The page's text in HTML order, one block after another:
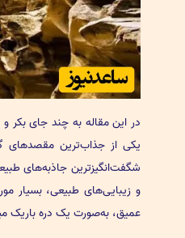
در این مقاله به چند جای
یکی از جذاب‌ترین مقصدهای
شگفت‌انگیزترین جاذبه‌های
و زیبایی‌های طبیعی، بسیار
عمیق، به‌صورت یک دره‌ باریک